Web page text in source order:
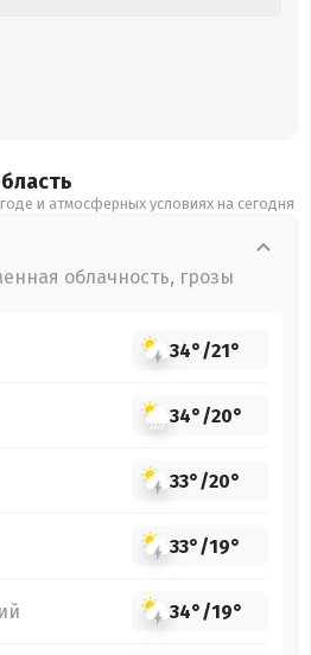
и атмосферных условиях на сегодня
облачность, грозы
34°/21°
34°/20°
33°/20°
33°/19°
34°/19°